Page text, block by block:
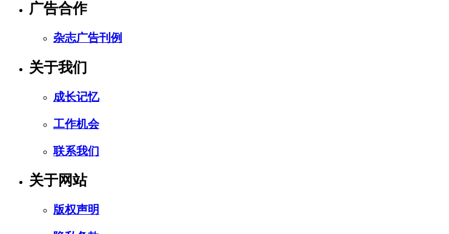
广告合作
杂志广告刊例
关于我们
成长记忆
工作机会
联系我们
关于网站
版权声明